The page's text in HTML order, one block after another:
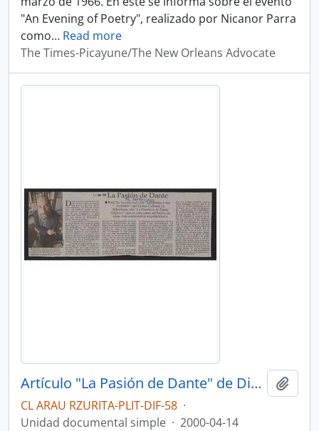
"An Evening of Poetry", realizado por Nicanor Parra
como… Read more
The Times-Picayune/The New Orleans Advocate
Artículo "La Pasión de Dante" de Diario El Mercurio
CL ARAU RZURITA-PLIT-DIF-58 ·
Unidad documental simple · 2000-04-14